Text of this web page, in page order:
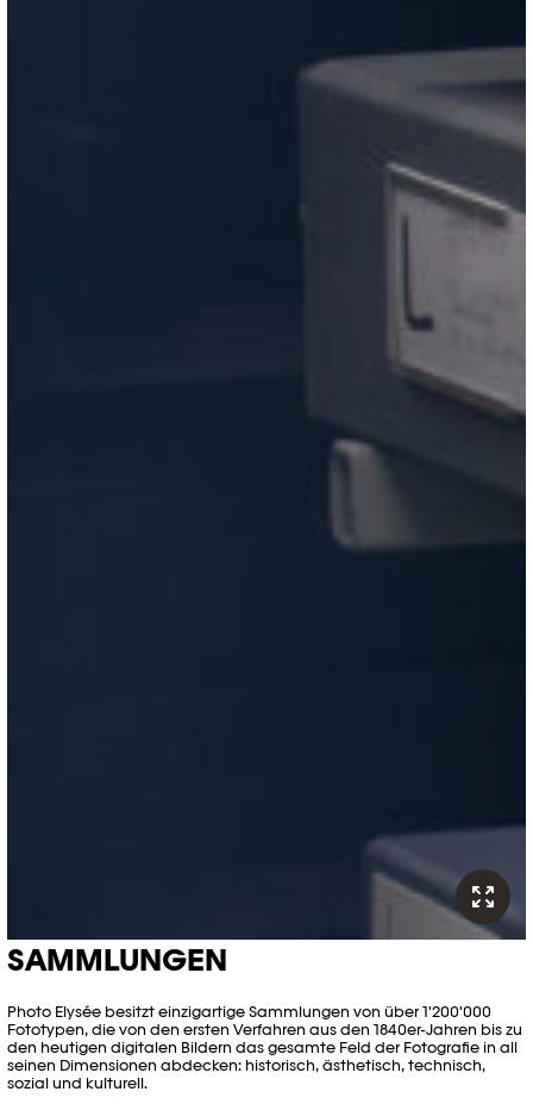
SAMMLUNGEN
Photo Elysée besitzt einzigartige Sammlungen von über 1'200'000
Fototypen, die von den ersten Verfahren aus den 1840er-Jahren bis zu
den heutigen digitalen Bildern das gesamte Feld der Fotografie in all
seinen Dimensionen abdecken: historisch, ästhetisch, technisch,
sozial und kulturell.